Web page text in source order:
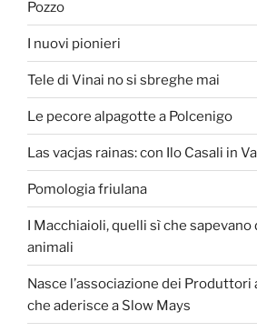
Pozzo
I nuovi pionieri
Tele di Vinai no si sbreghe mai
Le pecore alpagotte a Polcenigo
Las vacjas rainas: con Ilo Casali in
Pomologia friulana
I Macchiaioli, quelli sì che
animali
Nasce l’associazione dei
che aderisce a Slow Mays